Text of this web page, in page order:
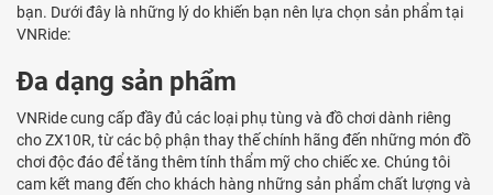
bạn. Dưới đây là những lý do khiến bạn nên lựa chọn sản phẩm tại
VNRide:
Đa dạng sản phẩm
VNRide cung cấp đầy đủ các loại phụ tùng và đồ chơi dành riêng
cho ZX10R, từ các bộ phận thay thế chính hãng đến những món đồ
chơi độc đáo để tăng thêm tính thẩm mỹ cho chiếc xe. Chúng tôi
cam kết mang đến cho khách hàng những sản phẩm chất lượng và